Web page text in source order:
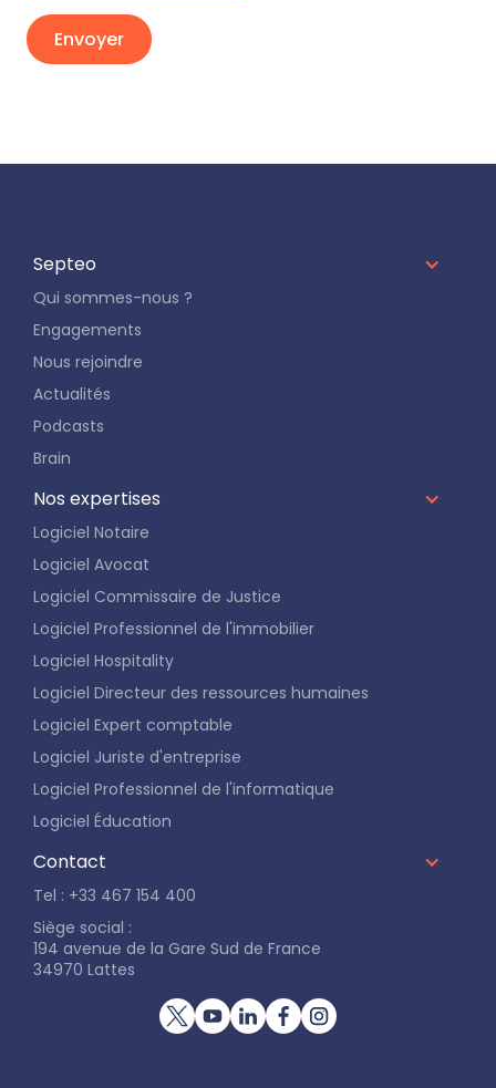
Septeo
Qui sommes-nous ?
Engagements
Nous rejoindre
Actualités
Podcasts
Brain
Nos expertises
Logiciel Notaire
Logiciel Avocat
Logiciel Commissaire de Justice
Logiciel Professionnel de l'immobilier
Logiciel Hospitality
Logiciel Directeur des ressources humaines
Logiciel Expert comptable
Logiciel Juriste d'entreprise
Logiciel Professionnel de l'informatique
Logiciel Éducation
Contact
Tel : +33 467 154 400
Siège social :
194 avenue de la Gare Sud de France
34970 Lattes